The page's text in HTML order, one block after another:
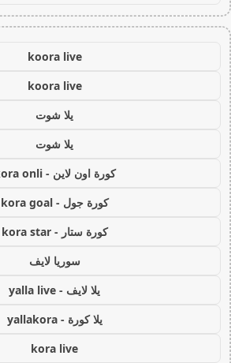
koora live
koora live
يلا شوت
يلا شوت
كورة اون لاين - kora onli
كورة جول - kora goal
كورة ستار - kora star
سوريا لايف
يلا لايف - yalla live
يلا كورة - yallakora
kora live